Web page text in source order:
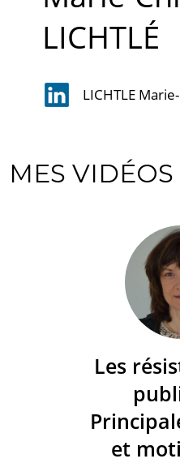
LICHTLÉ
LICHTLE
MES VIDÉOS
Les
et